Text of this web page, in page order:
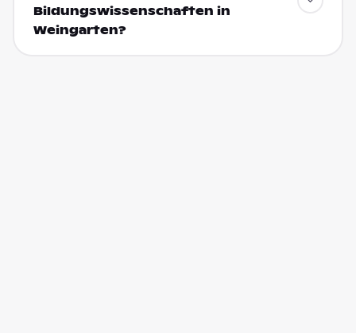
Bildungswissenschaften in
Weingarten?